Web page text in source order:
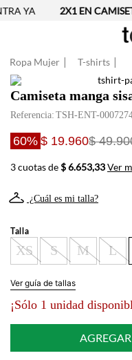
YA 2X1 EN
Ropa Mujer T-shirts
Camiseta manga
Referencia: TSH-ENT-
60% $ 19.960$
3 cuotas de$ 6.653,33Ver
¿Cuál es mi talla?
Talla
XS S M L
Ver guía de tallas
¡Sólo 1 unidad